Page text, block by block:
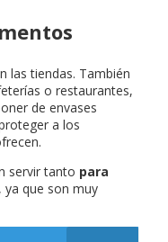
las tiendas. También
o restaurantes,
de envases
a los
servir tanto para
, ya que son muy